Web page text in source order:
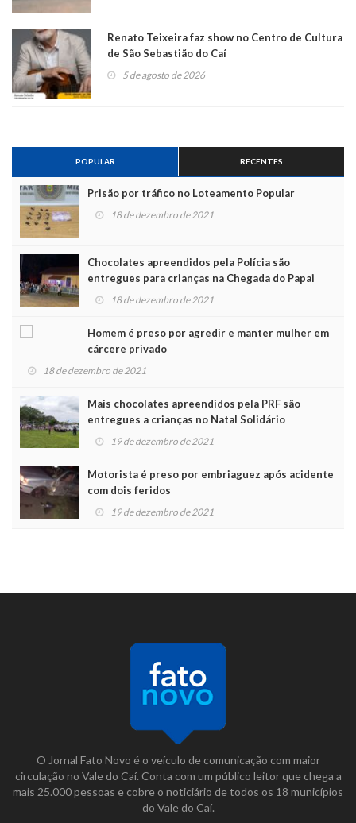
Renato Teixeira faz show no Centro de Cultura
de São Sebastião do Caí
5 de agosto de 2026
POPULAR RECENTES
Prisão por tráfico no Loteamento Popular
18 de dezembro de 2021
Chocolates apreendidos pela Polícia são
entregues para crianças na Chegada do Papai
Noel
18 de dezembro de 2021
Homem é preso por agredir e manter mulher em
cárcere privado
18 de dezembro de 2021
Mais chocolates apreendidos pela PRF são
entregues a crianças no Natal Solidário
19 de dezembro de 2021
Motorista é preso por embriaguez após acidente
com dois feridos
19 de dezembro de 2021
O Jornal Fato Novo é o veículo de comunicação com maior
circulação no Vale do Caí. Conta com um público leitor que chega a
mais 25.000 pessoas e cobre o noticiário de todos os 18 municípios
do Vale do Caí.